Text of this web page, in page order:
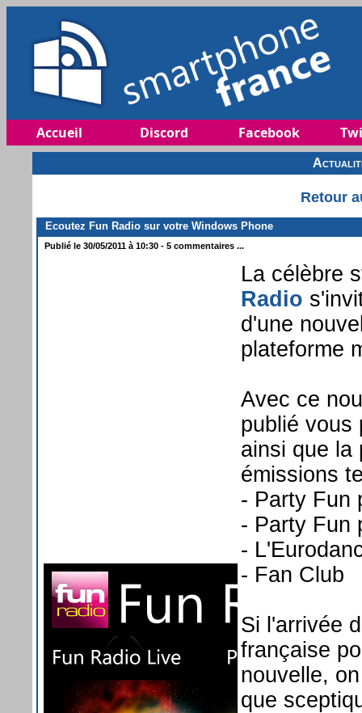
Accueil Discord Facebook
Retour
Ecoutez Fun Radio sur votre Windows Phone
Publié le 30/05/2011 à 10:30 - 5 commentaires ...
La célèbre
Radio
d'une
plateforme
Avec ce
publié vous
ainsi que la
émissions
- Party Fun
- Party Fun
-
- Fan Club
Si l'arrivée
française
nouvelle,
que